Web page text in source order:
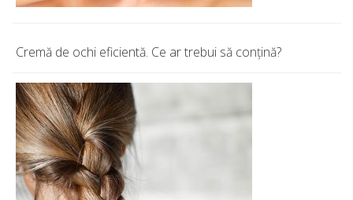
Cremă de ochi eficientă. Ce ar trebui să conţină?